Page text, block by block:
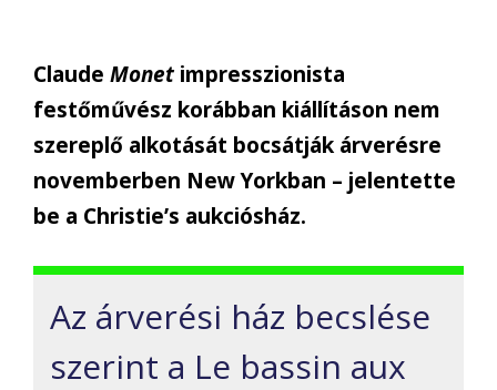
Claude Monet impresszionista
festőművész korábban kiállításon nem
szereplő alkotását bocsátják árverésre
novemberben New Yorkban – jelentette
be a Christie’s aukciósház.
Az árverési ház becslése
szerint a Le bassin aux